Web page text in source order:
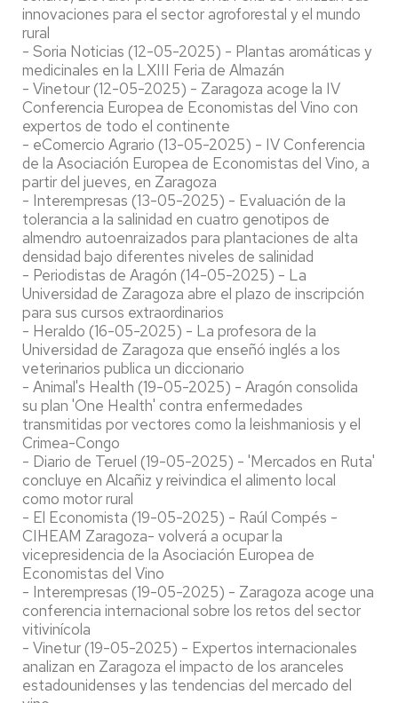
innovaciones para el sector agroforestal y el mundo
rural
- Soria Noticias (12-05-2025) - Plantas aromáticas y
medicinales en la LXIII Feria de Almazán
- Vinetour (12-05-2025) - Zaragoza acoge la IV
Conferencia Europea de Economistas del Vino con
expertos de todo el continente
- eComercio Agrario (13-05-2025) - IV Conferencia
de la Asociación Europea de Economistas del Vino, a
partir del jueves, en Zaragoza
- Interempresas (13-05-2025) - Evaluación de la
tolerancia a la salinidad en cuatro genotipos de
almendro autoenraizados para plantaciones de alta
densidad bajo diferentes niveles de salinidad
- Periodistas de Aragón (14-05-2025) - La
Universidad de Zaragoza abre el plazo de inscripción
para sus cursos extraordinarios
- Heraldo (16-05-2025) - La profesora de la
Universidad de Zaragoza que enseñó inglés a los
veterinarios publica un diccionario
- Animal's Health (19-05-2025) - Aragón consolida
su plan 'One Health' contra enfermedades
transmitidas por vectores como la leishmaniosis y el
Crimea-Congo
- Diario de Teruel (19-05-2025) - 'Mercados en Ruta'
concluye en Alcañiz y reivindica el alimento local
como motor rural
- El Economista (19-05-2025) - Raúl Compés -
CIHEAM Zaragoza- volverá a ocupar la
vicepresidencia de la Asociación Europea de
Economistas del Vino
- Interempresas (19-05-2025) - Zaragoza acoge una
conferencia internacional sobre los retos del sector
vitivinícola
- Vinetur (19-05-2025) - Expertos internacionales
analizan en Zaragoza el impacto de los aranceles
estadounidenses y las tendencias del mercado del